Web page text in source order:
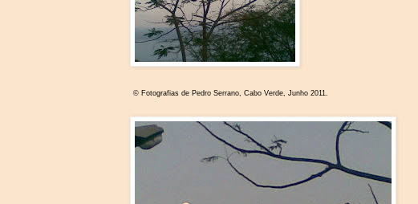
© Fotografias de Pedro Serrano, Cabo Verde, Junho 2011.